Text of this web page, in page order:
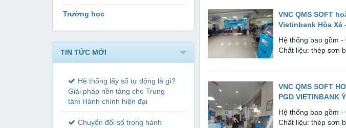
Trường học
TIN TỨC MỚI
Hệ thống lấy số tự động là gì?
Giải pháp nền tảng cho Trung
tâm Hành chính hiện đại
Chuyển đổi số trong hành
VNC QMS SOFT
Vietinbank Hòa Xá
Hệ thống bao gồm
Chất liệu: thép sơn
VNC QMS SOFT
PGD VIETINBANK
Hệ thống bao gồm
Chất liệu: thép sơn